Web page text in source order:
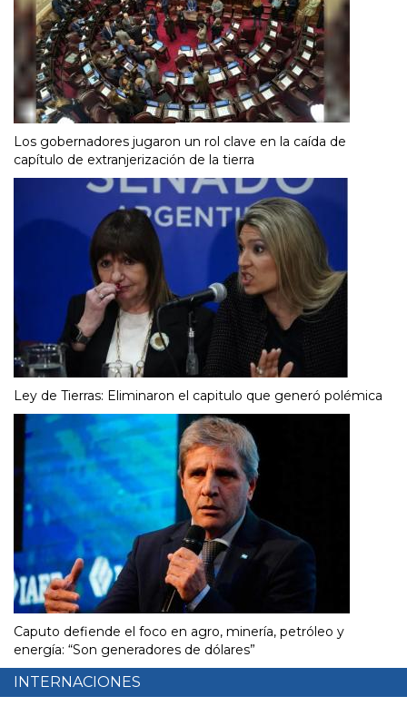
Los gobernadores jugaron un rol clave en la caída de
capítulo de extranjerización de la tierra
Ley de Tierras: Eliminaron el capitulo que generó polémica
Caputo defiende el foco en agro, minería, petróleo y
energía: “Son generadores de dólares”
INTERNACIONES